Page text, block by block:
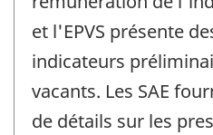
et l'EPVS présente
indicateurs
vacants. Les SAE
de détails sur les